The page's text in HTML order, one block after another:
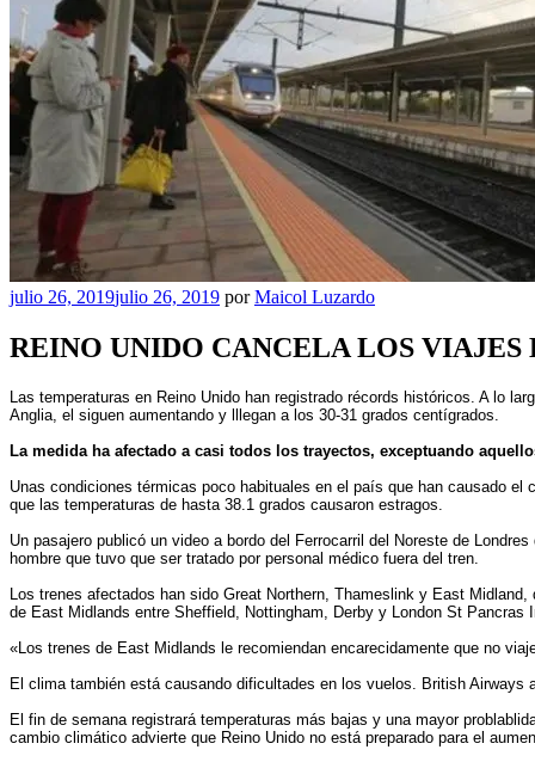
Publicado
julio 26, 2019julio 26, 2019 porMaicol Luzardo
REINO UNIDO CANCELA LOS
Las temperaturas en Reino Unido han registrado récords históricos. A lo
Anglia, el siguen aumentando y lllegan a los 30-31 grados centígrados.
La medida ha afectado a casi todos los trayectos, exceptuando
Unas condiciones térmicas poco habituales en el país que han causado
que las temperaturas de hasta 38.1 grados causaron estragos.
Un pasajero publicó un video a bordo del Ferrocarril del Noreste de
hombre que tuvo que ser tratado por personal médico fuera del tren.
Los trenes afectados han sido Great Northern, Thameslink y East
de East Midlands entre Sheffield, Nottingham, Derby y London St
«Los trenes de East Midlands le recomiendan encarecidamente que no
El clima también está causando dificultades en los vuelos. British
El fin de semana registrará temperaturas más bajas y una mayor
cambio climático advierte que Reino Unido no está preparado para el